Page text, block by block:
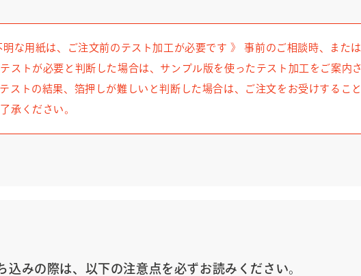
明な用紙は、ご注文前のテスト加工が必要です 》 事前のご相談時、または
ストが必要と判断した場合は、サンプル版を使ったテスト加工をご案内さ
ストの結果、箔押しが難しいと判断した場合は、ご注文をお受けすること
承ください。
込みの際は、 以下の注意点を必ずお読みください。